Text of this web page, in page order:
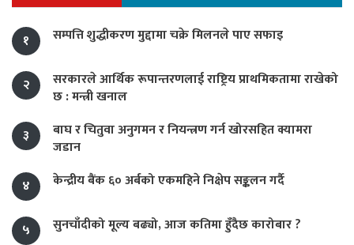
१ सम्पत्ति शुद्धीकरण मुद्दामा चक्रे मिलनले पाए सफाइ
२
सरकारले आर्थिक रूपान्तरणलाई राष्ट्रिय प्राथमिकतामा राखेको
छ : मन्त्री खनाल
३
बाघ र चितुवा अनुगमन र नियन्त्रण गर्न खोरसहित क्यामरा
जडान
४
केन्द्रीय बैंक ६० अर्बको एकमहिने निक्षेप सङ्कलन गर्दै
५ सुनचाँदीको मूल्य बढ्यो, आज कतिमा हुँदैछ कारोबार ?